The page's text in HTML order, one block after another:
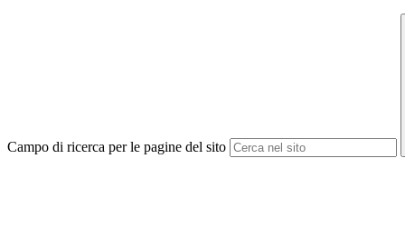
Campo di ricerca per le pagine del sito